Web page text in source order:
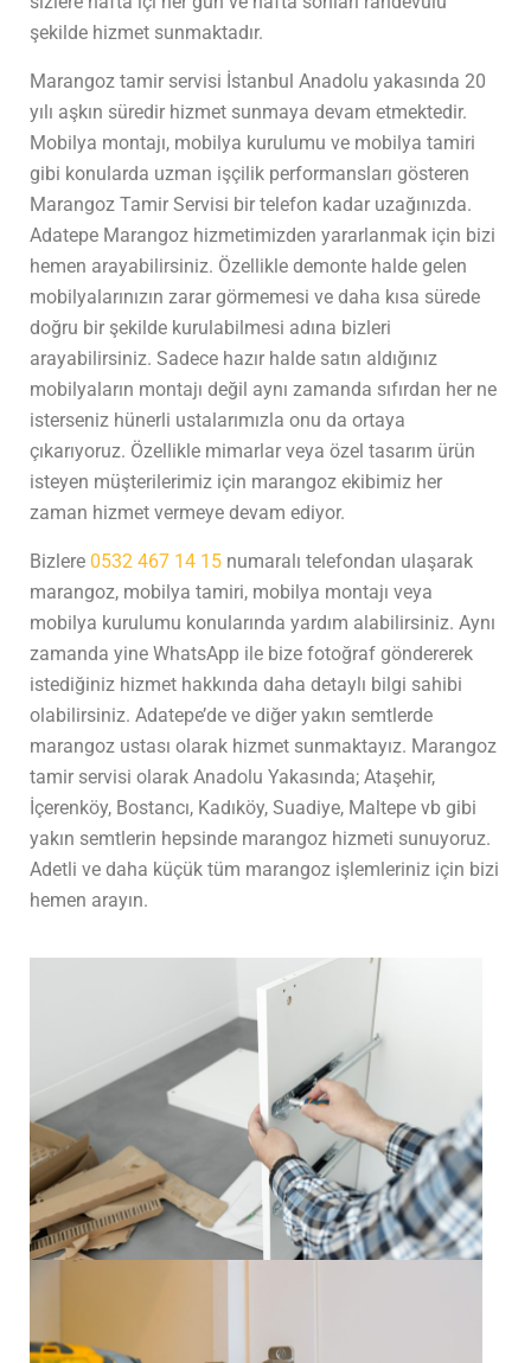
şekilde hizmet sunmaktadır.
Marangoz tamir servisi İstanbul Anadolu yakasında 20
yılı aşkın süredir hizmet sunmaya devam etmektedir.
Mobilya montajı, mobilya kurulumu ve mobilya tamiri
gibi konularda uzman işçilik performansları gösteren
Marangoz Tamir Servisi bir telefon kadar uzağınızda.
Adatepe Marangoz hizmetimizden yararlanmak için bizi
hemen arayabilirsiniz. Özellikle demonte halde gelen
mobilyalarınızın zarar görmemesi ve daha kısa sürede
doğru bir şekilde kurulabilmesi adına bizleri
arayabilirsiniz. Sadece hazır halde satın aldığınız
mobilyaların montajı değil aynı zamanda sıfırdan her ne
isterseniz hünerli ustalarımızla onu da ortaya
çıkarıyoruz. Özellikle mimarlar veya özel tasarım ürün
isteyen müşterilerimiz için marangoz ekibimiz her
zaman hizmet vermeye devam ediyor.
Bizlere 0532 467 14 15 numaralı telefondan ulaşarak
marangoz, mobilya tamiri, mobilya montajı veya
mobilya kurulumu konularında yardım alabilirsiniz. Aynı
zamanda yine WhatsApp ile bize fotoğraf göndererek
istediğiniz hizmet hakkında daha detaylı bilgi sahibi
olabilirsiniz. Adatepe’de ve diğer yakın semtlerde
marangoz ustası olarak hizmet sunmaktayız. Marangoz
tamir servisi olarak Anadolu Yakasında; Ataşehir,
İçerenköy, Bostancı, Kadıköy, Suadiye, Maltepe vb gibi
yakın semtlerin hepsinde marangoz hizmeti sunuyoruz.
Adetli ve daha küçük tüm marangoz işlemleriniz için bizi
hemen arayın.